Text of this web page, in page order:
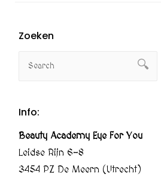
Zoeken
Info:
Beauty Academy Eye For You
Leidse Rijn 6-8
3454 PZ De Meern (Utrecht)